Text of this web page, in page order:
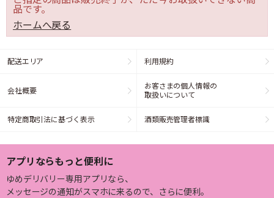
品です。
ホームへ戻る
配送エリア 利用規約
会社概要
お客さまの個人情報の
取扱いについて
特定商取引法に基づく表示 酒類販売管理者標識
アプリならもっと便利に
ゆめデリバリー専用アプリなら、
メッセージの通知がスマホに来るので、さらに便利。